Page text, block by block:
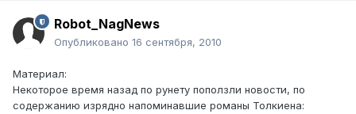
Robot_NagNews
Опубликовано 16 сентября, 2010
Материал:
Некоторое время назад по рунету поползли новости, по
содержанию изрядно напоминавшие романы Толкиена: